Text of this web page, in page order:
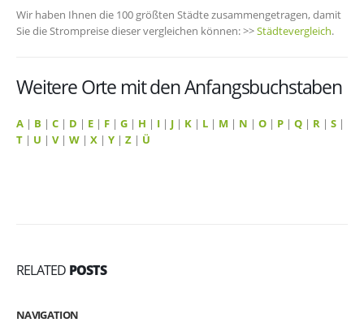
Wir haben Ihnen die 100 größten Städte zusammengetragen, damit
Sie die Strompreise dieser vergleichen können: >>Städtevergleich.
Weitere Orte mit den Anfangsbuchstaben
A | B | C | D | E | F | G | H | I | J | K | L | M | N | O | P | Q | R | S |
T | U | V| W | X | Y | Z | Ü
RELATED POSTS
NAVIGATION